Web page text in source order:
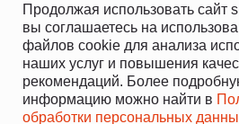
Главная
Политика
конфиденциальности
Разработка сайта: Евгения К.
Получить консультацию
Продолжая использовать сайт
вы соглашаетесь на
файлов cookie для анализа
наших услуг и повышения
рекомендаций. Более
информацию можно найти в
обработки персональных